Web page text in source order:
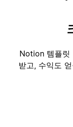
Notion 템플릿
받고, 수익도